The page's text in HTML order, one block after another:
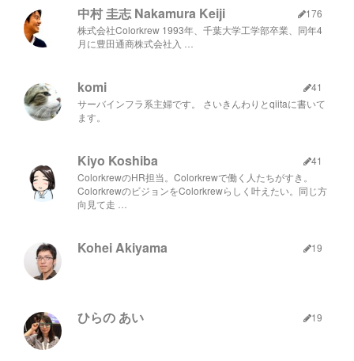
長いです。 大学とインターンで大忙しだった時期を乗り越え
て、入社の日を迎えました。 デザイナーとして引き続き、
ISAOのクリエイティブを生み出していってくださいね。
いつの間にか荷台のバックの紐が解けて、財布がコロリンとど
っかに行ってしまっていたのです。
９日間０円生活か？
奇跡的に1万円はポケットに入っていましたが、とても大切に
していた財布を無くし、完全にメンタルブレイクしました。
どこにあるのか、全く検討がつかずに川崎⇄北千住を往復して
探し回る羽目に。
靴下、靴下、ベルト、靴下。
10枚目の靴下を見つけた時、完全に心が折れ、結局自宅へ帰り
〈1日目〉 現在地：自宅 残り：10,000円
Day2~3: たくさんの出会い
財布を諦めきれずに、2日目も探しながら進んでいきました。
多様な視点を尊重する自分と異なるものの見方、考え方
を受け入れ尊重する。これを適切に反応し受け入れる。
た。 さらっと書いてしまいましたが、１日目と比べて何か新鮮
味がない、ずっとモヤモヤした気持ちを持っていました。
ありきたりな話なのか？
「ISAOでいつもやっていることだから。」
ISAOの主体性はすごいぞ
使ってやっていることそのままでした。
ゴールを明確にする
ル、その他全てのチームのゴールはGoalousを見れば一
瞬でわかります。
チームに貢献する 個人のアクションも常に何かのゴール
に対したアクションになっています。 勝手に好きな仕事
をやっていいわけではなく、何ができるかはISAOだと自
分で考えて仕事を見つける必要があります。
中村 圭志 Nakamura Keiji
176
株式会社Colorkrew 1993年、千葉大学工学部卒業、同年4
月に豊田通商株式会社入 …
komi
41
サーバインフラ系主婦です。 さいきんわりとqiitaに書いて
ます。
Kiyo Koshiba
41
ColorkrewのHR担当。Colorkrewで働く人たちがすき。
ColorkrewのビジョンをColorkrewらしく叶えたい。同じ方
向見て走 …
Kohei Akiyama 19
ひらの あい 19